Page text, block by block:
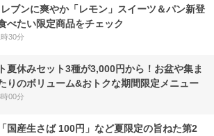
ブンに爽やか「レモン」スイーツ＆パン新登
べたい限定商品をチェック
30分
夏休みセット3種が3,000円から！お盆や集ま
りのボリューム&おトクな期間限定メニュー
00分
国産生さば 100円」など夏限定の旨ねた第2